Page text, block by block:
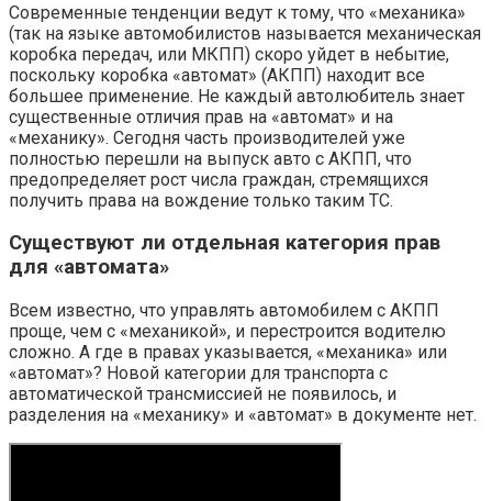
Современные тенденции ведут к тому, что «механика»
(так на языке автомобилистов называется механическая
коробка передач, или МКПП) скоро уйдет в небытие,
поскольку коробка «автомат» (АКПП) находит все
большее применение. Не каждый автолюбитель знает
существенные отличия прав на «автомат» и на
«механику». Сегодня часть производителей уже
полностью перешли на выпуск авто с АКПП, что
предопределяет рост числа граждан, стремящихся
получить права на вождение только таким ТС.
Существуют ли отдельная категория прав
для «автомата»
Всем известно, что управлять автомобилем с АКПП
проще, чем с «механикой», и перестроится водителю
сложно. А где в правах указывается, «механика» или
«автомат»? Новой категории для транспорта с
автоматической трансмиссией не появилось, и
разделения на «механику» и «автомат» в документе нет.